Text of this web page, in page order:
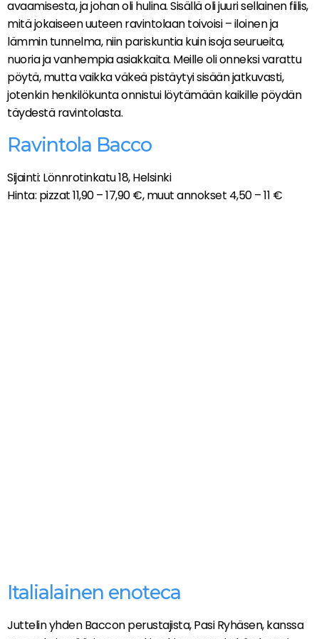
avaamisesta, ja johan oli hulina. Sisällä oli juuri sellainen fiilis,
mitä jokaiseen uuteen ravintolaan toivoisi – iloinen ja
lämmin tunnelma, niin pariskuntia kuin isoja seurueita,
nuoria ja vanhempia asiakkaita. Meille oli onneksi varattu
pöytä, mutta vaikka väkeä pistäytyi sisään jatkuvasti,
jotenkin henkilökunta onnistui löytämään kaikille pöydän
täydestä ravintolasta.
Ravintola Bacco
Sijainti: Lönnrotinkatu 18, Helsinki
Hinta: pizzat 11,90 – 17,90 €, muut annokset 4,50 – 11 €
Italialainen enoteca
Juttelin yhden Baccon perustajista, Pasi Ryhäsen, kanssa